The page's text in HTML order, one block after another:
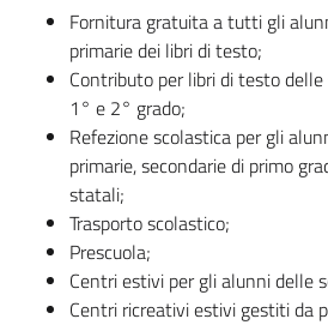
Fornitura gratuita a tutti gli
primarie dei libri di testo;
Contributo per libri di testo
1° e 2° grado;
Refezione scolastica per gli
primarie, secondarie di primo
statali;
Trasporto scolastico;
Prescuola;
Centri estivi per gli alunni delle
Centri ricreativi estivi gestiti da